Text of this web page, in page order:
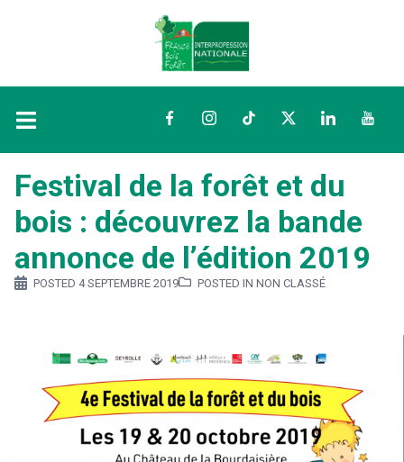
FacebookInstagramTikTokTwitterLinkedIn
Festival de la forêt et du
bois : découvrez la bande
annonce de l’édition 2019
POSTED 4 SEPTEMBRE 2019 POSTED IN NON CLASSÉ